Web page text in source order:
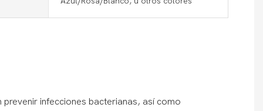
infecciones bacterianas, así como